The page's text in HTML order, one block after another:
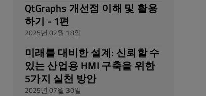
QtGraphs 개선점 이해 및 활용
하기 - 1편
2025년 02월 18일
미래를 대비한 설계: 신뢰할 수
있는 산업용 HMI 구축을 위한
5가지 실천 방안
2025년 07월 30일